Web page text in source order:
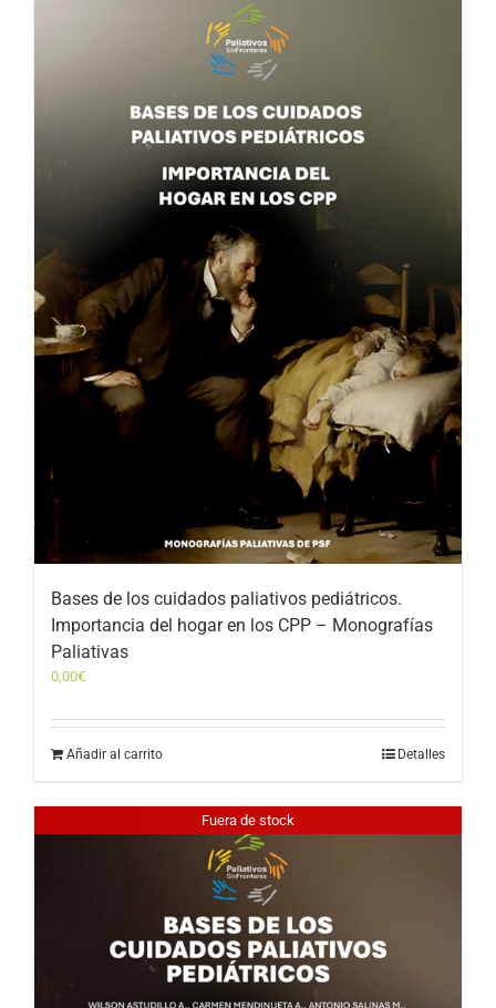
Bases de los cuidados paliativos pediátricos.
Importancia del hogar en los CPP – Monografías
Paliativas
0,00€
Añadir al carrito Detalles
Fuera de stock